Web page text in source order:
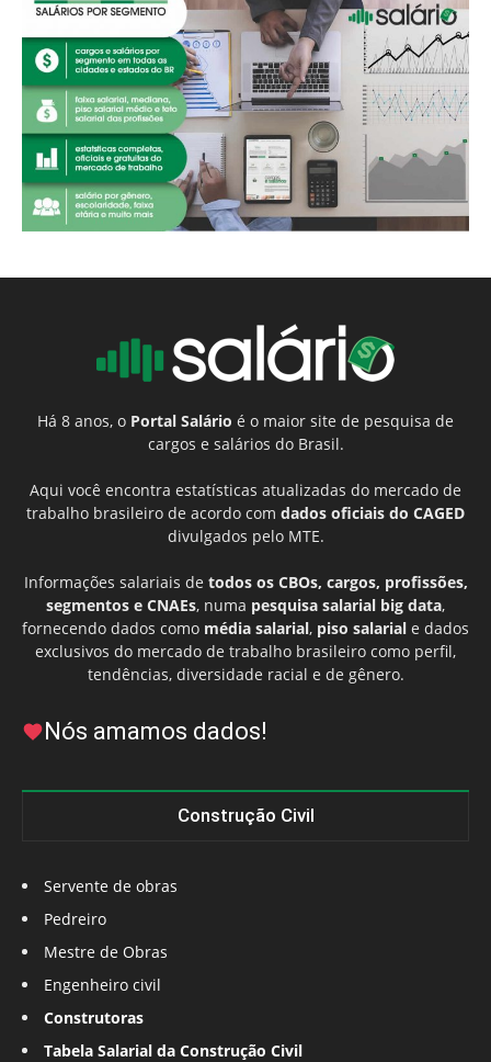
Há 8 anos, o Portal Salário é o maior site de pesquisa de
cargos e salários do Brasil.
Aqui você encontra estatísticas atualizadas do mercado de
trabalho brasileiro de acordo com dados oficiais do CAGED
divulgados pelo MTE.
Informações salariais de todos os CBOs, cargos, profissões,
segmentos e CNAEs, numa pesquisa salarial big data,
fornecendo dados como média salarial, piso salarial e dados
exclusivos do mercado de trabalho brasileiro como perfil,
tendências, diversidade racial e de gênero.
Nós amamos dados!
Construção Civil
Servente de obras
Pedreiro
Mestre de Obras
Engenheiro civil
Construtoras
Tabela Salarial da Construção Civil